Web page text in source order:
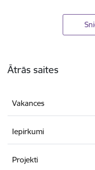
Ātrās saites
Vakances
Iepirkumi
Projekti